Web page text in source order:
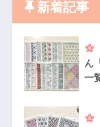
新着記事
ん
一